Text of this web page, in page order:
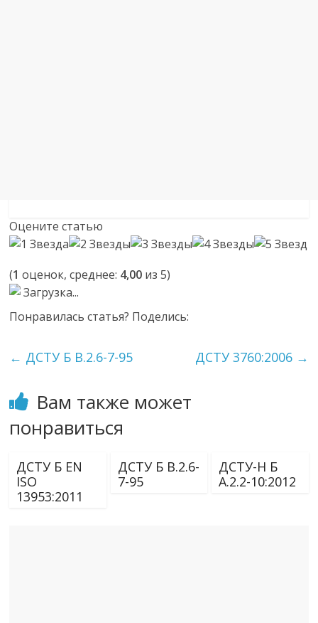
Оцените статью
(1 оценок, среднее: 4,00 из 5)
Загрузка...
Понравилась статья? Поделись:
← ДСТУ Б В.2.6-7-95 ДСТУ 3760:2006 →
Вам также может
понравиться
ДСТУ Б EN
ISO
13953:2011
ДСТУ Б В.2.6-
7-95
ДСТУ-Н Б
А.2.2-10:2012